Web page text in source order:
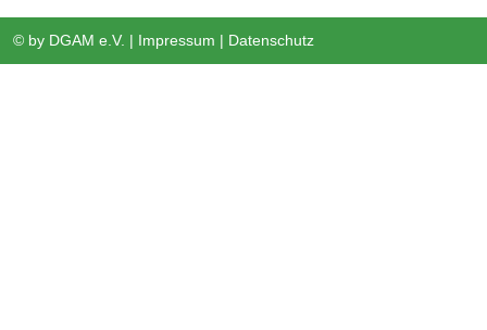
© by DGAM e.V. | Impressum | Datenschutz